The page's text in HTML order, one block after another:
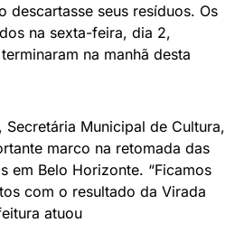
descartasse seus resíduos. Os
na sexta-feira, dia 2,
na manhã desta
Secretária Municipal de Cultura,
marco na retomada das
em Belo Horizonte. “Ficamos
com o resultado da Virada
atuou